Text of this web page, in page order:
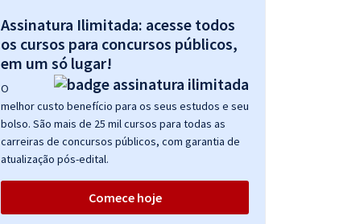
Assinatura Ilimitada: acesse todos
os cursos para concursos públicos,
em um só lugar!
O
melhor custo benefício para os seus estudos e seu
bolso. São mais de 25 mil cursos para todas as
carreiras de concursos públicos, com garantia de
atualização pós-edital.
Comece hoje